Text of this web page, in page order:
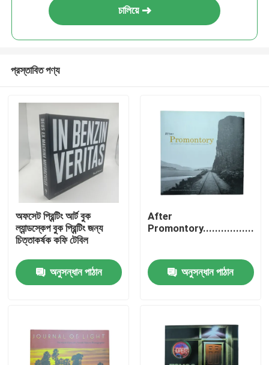
বাড়ি
ভিডিও
চালিয়ে
প্রস্তাবিত পণ্য
অফসেট প্রিন্টিং আর্ট বুক
ল্যান্ডস্কেপ বুক প্রিন্টিং জন্য
চিত্তাকর্ষক কফি টেবিল
অনুসন্ধান পাঠান
After
অনুসন্ধান পাঠান